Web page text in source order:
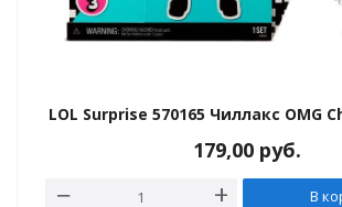
LOL Surprise 570165 Чиллакс OMG
179,00 руб.
В